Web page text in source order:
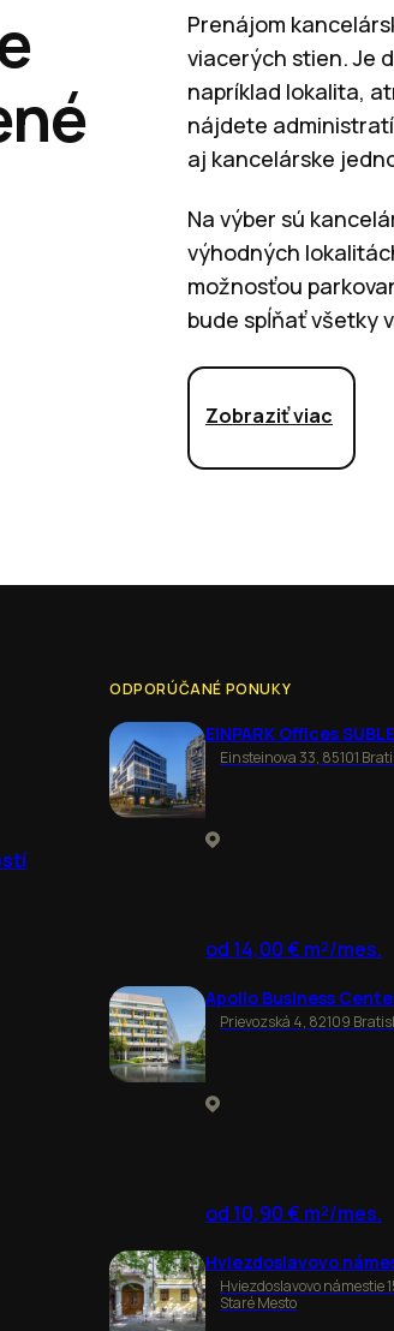
Prenájom
viacerých stien. Je
napríklad lokalita,
nájdete
aj kancelárske
Na výber sú
výhodných
možnosťou
bude spĺňať všetky
Zobraziť viac
ODPORÚČANÉ PONUKY
EINPARK Offices
Einsteinova 33, 85101
od 14,00 € m²/mes.
Apollo Business
Prievozská 4, 82109
od 10,90 € m²/mes.
Hviezdoslavovo
Hviezdoslavovo námestie
Staré Mesto